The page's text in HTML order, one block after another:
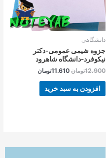
دانشگاهی
جزوه شیمی عمومی-دکتر
نیکوفرد-دانشگاه شاهرود
12.900تومان 11.610تومان
افزودن به سبد خرید